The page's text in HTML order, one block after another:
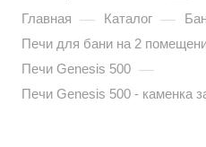
Главная — Каталог —
Печи для бани на 2
Печи Genesis 500 —
Печи Genesis 500 - каменка